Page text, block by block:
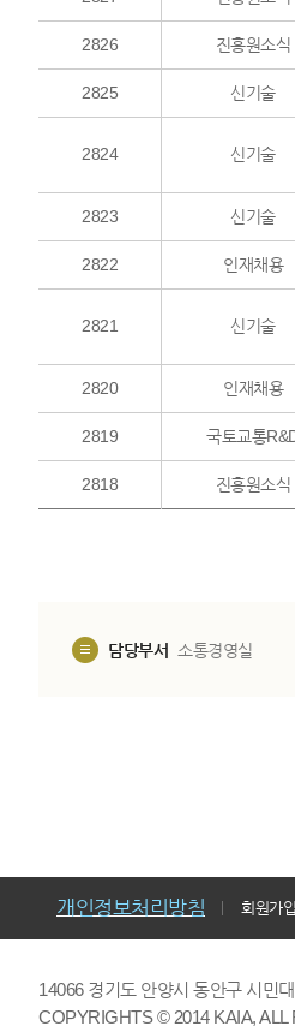
2826 진흥원소식
2825 신기술
2824 신기술
2823 신기술
2822 인재채용
2821 신기술
2820 인재채용
2819 국토교통
2818 진흥원소식
담당부서 소통경영실
개인정보처리방침 회원가
14066 경기도 안양시 동안구 시민
COPYRIGHTS © 2014 KAIA,